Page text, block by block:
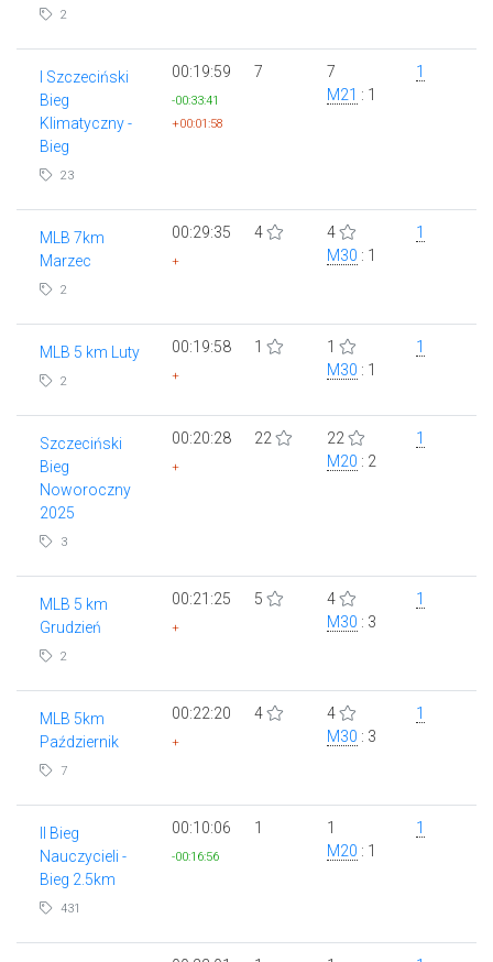
2
I Szczeciński
Bieg
Klimatyczny -
Bieg
23
00:19:59
-00:33:41
+00:01:58
7
7
M21 : 1
1
MLB 7km
Marzec
2
00:29:35
+
4
4
M30 : 1
1
MLB 5 km Luty
2
00:19:58
+
1
1
M30 : 1
1
Szczeciński
Bieg
Noworoczny
2025
3
00:20:28
+
22
22
M20 : 2
1
MLB 5 km
Grudzień
2
00:21:25
+
5
4
M30 : 3
1
MLB 5km
Październik
7
00:22:20
+
4
4
M30 : 3
1
II Bieg
Nauczycieli -
Bieg 2.5km
431
00:10:06
-00:16:56
1
1
M20 : 1
1